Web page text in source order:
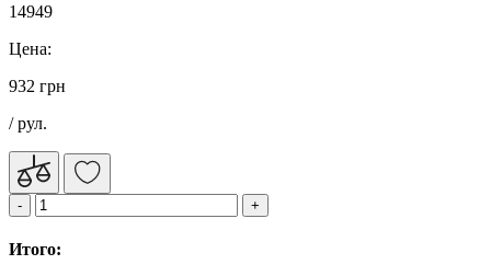
14949
Цена:
932 грн
/ рул.
Итого: